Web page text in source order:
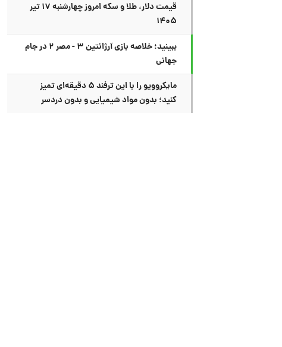
قیمت دلار، طلا و سکه امروز چهارشنبه ۱۷ تیر
۱۴۰۵
ببینید؛ خلاصه بازی آرژانتین ۳ - مصر ۲ در جام
جهانی
مایکروویو را با این ترفند ۵ دقیقه‌ای تمیز
کنید؛ بدون مواد شیمیایی و بدون دردسر